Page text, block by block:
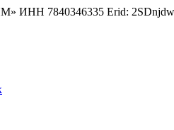
ИНН 7840346335 Erid: